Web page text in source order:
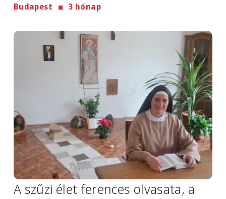
Budapest 3 hónap
Image
A szűzi élet ferences olvasata, a